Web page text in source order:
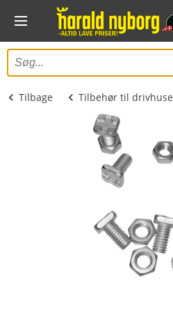
Tilbage Tilbehør til drivhuse